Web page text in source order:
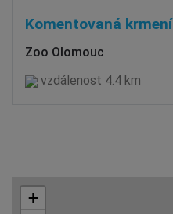
Komentovaná krmení
Zoo Olomouc
vzdálenost 4.4 km
+